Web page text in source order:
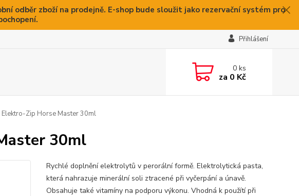
odběr zboží na prodejně. E-shop bude sloužit jako rezervační systém pro
Přihlášení
0ks
za 0 Kč
Elektro-Zip Horse Master 30ml
30ml
Rychlé doplnění elektrolytů v perorální formě. Elektrolytická pasta,
která nahrazuje minerální soli ztracené při vyčerpání a únavě.
Obsahuje také vitamíny na podporu výkonu. Vhodná k použítí při